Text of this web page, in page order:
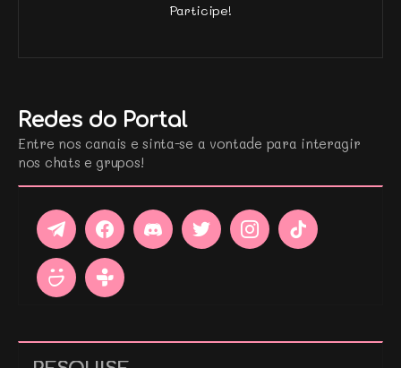
Participe!
Redes do Portal
Entre nos canais e sinta-se a vontade para interagir
nos chats e grupos!